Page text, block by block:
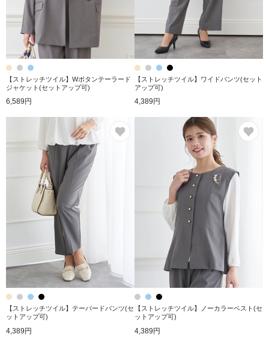
【ストレッチツイル】Wボタンテーラード
ジャケット(セットアップ可)
6,589円
【ストレッチツイル】ワイドパンツ(セット
アップ可)
4,389円
【ストレッチツイル】テーパードパンツ(セ
ットアップ可)
4,389円
【ストレッチツイル】ノーカラーベスト(セ
ットアップ可)
4,389円